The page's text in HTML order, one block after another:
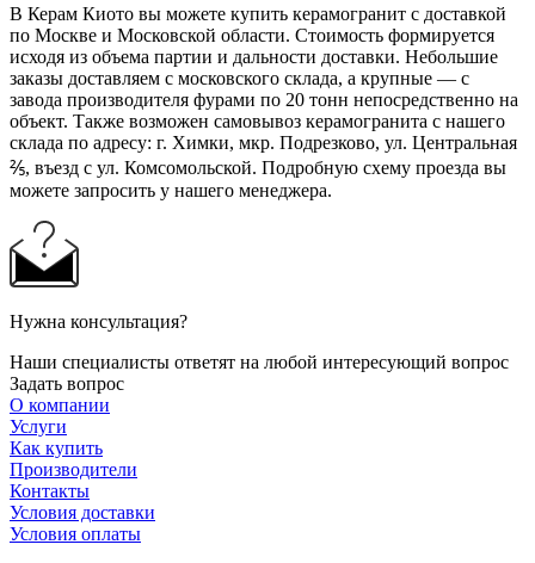
В Керам Киото вы можете купить керамогранит с доставкой
по Москве и Московской области. Стоимость формируется
исходя из объема партии и дальности доставки. Небольшие
заказы доставляем с московского склада, а крупные — с
завода производителя фурами по 20 тонн непосредственно на
объект. Также возможен самовывоз керамогранита с нашего
склада по адресу: г. Химки, мкр. Подрезково, ул. Центральная
⅖, въезд с ул. Комсомольской. Подробную схему проезда вы
можете запросить у нашего менеджера.
Нужна консультация?
Наши специалисты ответят на любой интересующий вопрос
Задать вопрос
О компании
Услуги
Как купить
Производители
Контакты
Условия доставки
Условия оплаты